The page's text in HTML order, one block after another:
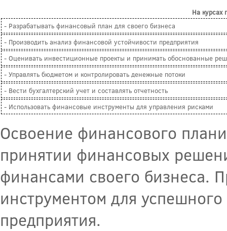
На курсах
- Разрабатывать финансовый план для своего бизнеса
- Производить анализ финансовой устойчивости предприятия
- Оценивать инвестиционные проекты и принимать обоснованные
- Управлять бюджетом и контролировать денежные потоки
- Вести бухгалтерский учет и составлять отчетность
- Использовать финансовые инструменты для управления рисками
Освоение финансового
принятии финансовых
финансами своего бизнеса.
инструментом для
предприятия.